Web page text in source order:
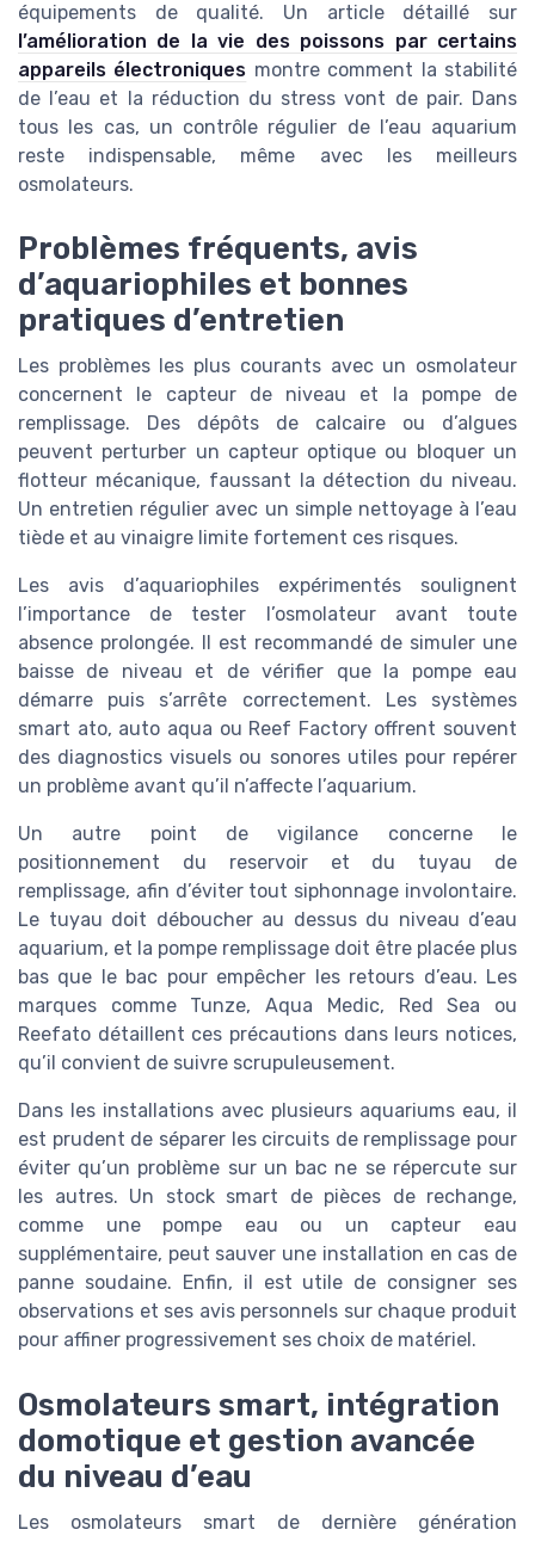
équipements de qualité. Un article détaillé sur
l’amélioration de la vie des poissons par certains
appareils électroniques montre comment la stabilité
de l’eau et la réduction du stress vont de pair. Dans
tous les cas, un contrôle régulier de l’eau aquarium
reste indispensable, même avec les meilleurs
osmolateurs.
Problèmes fréquents, avis
d’aquariophiles et bonnes
pratiques d’entretien
Les problèmes les plus courants avec un osmolateur
concernent le capteur de niveau et la pompe de
remplissage. Des dépôts de calcaire ou d’algues
peuvent perturber un capteur optique ou bloquer un
flotteur mécanique, faussant la détection du niveau.
Un entretien régulier avec un simple nettoyage à l’eau
tiède et au vinaigre limite fortement ces risques.
Les avis d’aquariophiles expérimentés soulignent
l’importance de tester l’osmolateur avant toute
absence prolongée. Il est recommandé de simuler une
baisse de niveau et de vérifier que la pompe eau
démarre puis s’arrête correctement. Les systèmes
smart ato, auto aqua ou Reef Factory offrent souvent
des diagnostics visuels ou sonores utiles pour repérer
un problème avant qu’il n’affecte l’aquarium.
Un autre point de vigilance concerne le
positionnement du reservoir et du tuyau de
remplissage, afin d’éviter tout siphonnage involontaire.
Le tuyau doit déboucher au dessus du niveau d’eau
aquarium, et la pompe remplissage doit être placée plus
bas que le bac pour empêcher les retours d’eau. Les
marques comme Tunze, Aqua Medic, Red Sea ou
Reefato détaillent ces précautions dans leurs notices,
qu’il convient de suivre scrupuleusement.
Dans les installations avec plusieurs aquariums eau, il
est prudent de séparer les circuits de remplissage pour
éviter qu’un problème sur un bac ne se répercute sur
les autres. Un stock smart de pièces de rechange,
comme une pompe eau ou un capteur eau
supplémentaire, peut sauver une installation en cas de
panne soudaine. Enfin, il est utile de consigner ses
observations et ses avis personnels sur chaque produit
pour affiner progressivement ses choix de matériel.
Osmolateurs smart, intégration
domotique et gestion avancée
du niveau d’eau
Les osmolateurs smart de dernière génération